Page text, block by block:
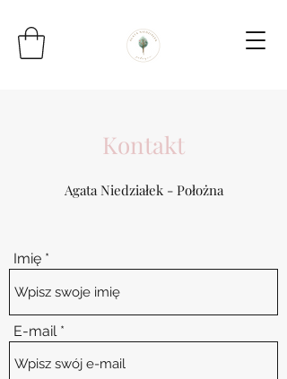
Kontakt
Agata Niedziałek - Położna
Imię
E-mail